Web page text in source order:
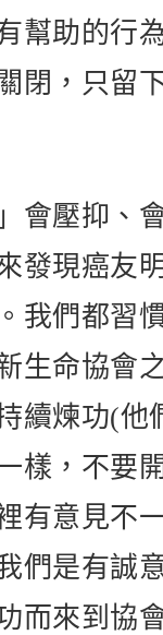
幫助的行
閉，只留
會壓抑、
發現癌友
我們都習
生命協會
續煉功(他
樣，不要
有意見不
們是有誠
而來到協